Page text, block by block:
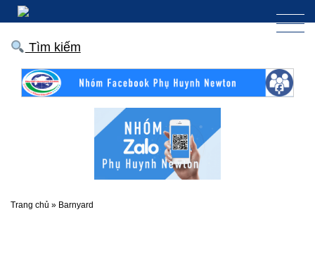
Tìm kiếm
Trang chủ » Barnyard